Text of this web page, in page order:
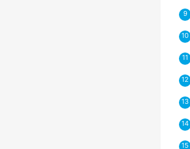
9
10
11
12
13
14
15